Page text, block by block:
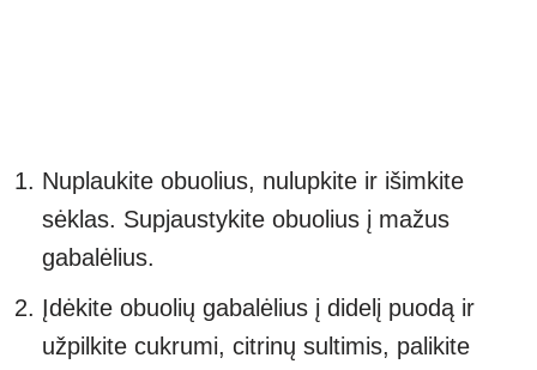
Nuplaukite obuolius, nulupkite ir išimkite
sėklas. Supjaustykite obuolius į mažus
gabalėlius.
Įdėkite obuolių gabalėlius į didelį puodą ir
užpilkite cukrumi, citrinų sultimis, palikite